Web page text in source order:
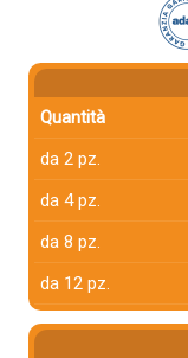
Quantità
da 2 pz.
da 4 pz.
da 8 pz.
da 12 pz.